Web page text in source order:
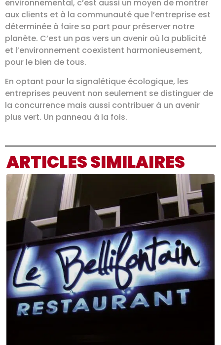
environnemental, c’est aussi un moyen de montrer
aux clients et à la communauté que l’entreprise est
déterminée à faire sa part pour préserver notre
planète. C’est un pas vers un avenir où la publicité
et l’environnement coexistent harmonieusement,
pour le bien de tous.
En optant pour la signalétique écologique, les
entreprises peuvent non seulement se distinguer de
la concurrence mais aussi contribuer à un avenir
plus vert. Un panneau à la fois.
ARTICLES SIMILAIRES